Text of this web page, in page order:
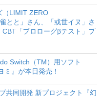
（LIMIT ZERO
とと」さん、「或世イヌ」さ
「プロローグβテスト」プ
Switch（TM）用ソフト
ミ』が本日発売！
共同開発 新プロジェクト『幻